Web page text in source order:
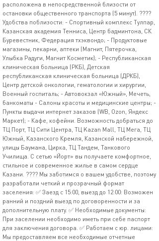
расположена в непосредственной близости от
остановки общественного транспорта (5 минут). ????
Удобства поблизости: - Спортивный комплекс Тулпар,
Казанская академия Тенниса, Центр бадминтона, СК
Буревестник, Федерация тхэквондо; - Продуктовые
магазины, пекарни, аптеки (Магнит, Пятерочка,
Улыбка Радуги, Магнит Косметик); - Республиканская
клиническая больница (РКБ), Детская
республиканская клиническая больница (ДРКБ),
Центр детской онкологии, гематологии и хирургии,
Военный госпиталь; - Автовокзал «Южный», Мечеть,
банкоматы - Салоны красоты и медицинские центры; -
Пункты выдачи интернет заказов (WB, Ozon, Яндекс
Маркет); - Кафе, кофейни. Возможность добраться до
ТЦ Порт, ТЦ Сити Центра, ТЦ Kazan Mall, ТЦ Мега, ТЦ
Южный, Казанского Кремля, Казанской набережной,
улицы Баумана, Цирка, ТЦ Тандем, Танкового
Училища. С сетью «Йорт» вы получаете комфортное,
стильное и современное жилье в самом сердце
Казани. ???? Мы заботимся о вашем удобстве, поэтому
разработали четкий и прозрачный формат
заселения: ✅ Заезд с 15:00, выезд до 12:00: Возможен
ранний и поздний выезд по договоренности и за
дополнительную плату. ✅ Необходимые документы:
При заселении необходимо иметь при себе паспорт
для заключения договора. ✅ Работаем с юр. лицами:
Мы предоставляем все необходимые отчетные